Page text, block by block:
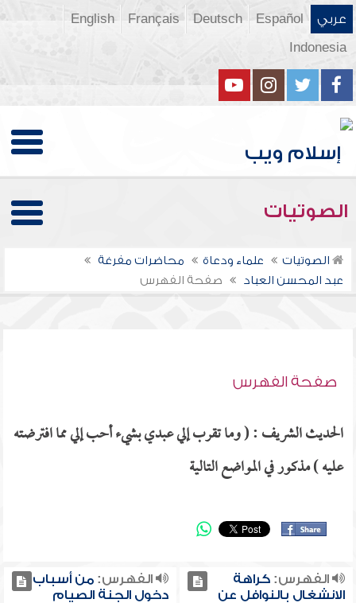
عربي Español
Deutsch
Français
English
Indonesia
الصوتيات
الصوتيات علماء ودعاة
محاضرات مفرغة
عبد المحسن العباد
صفحة الفهرس
صفحة الفهرس
الحديث الشريف : ( وما تقرب إلي عبدي بشيء أحب إلي مما افترضته
عليه ) مذكور في المواضع التالية
الفهرس:كراهة
الانشغال بالنوافل عن
الفهرس:من أسباب
دخول الجنة الصيام